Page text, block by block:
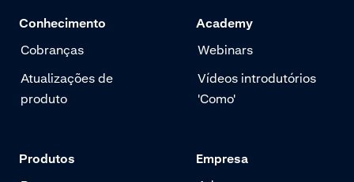
Conhecimento
Cobranças
Atualizações de
produto
Academy
Webinars
Vídeos introdutórios
'Como'
Produtos
Empresa